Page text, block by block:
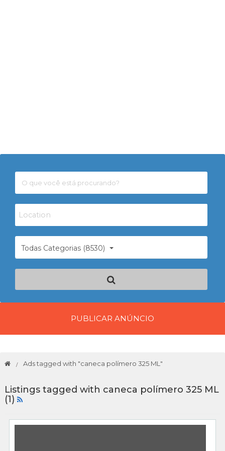
Todas Categorias (8530)
PUBLICAR ANÚNCIO
Ads tagged with "caneca polímero 325 ML"
Listings tagged with caneca polímero 325 ML
(1)